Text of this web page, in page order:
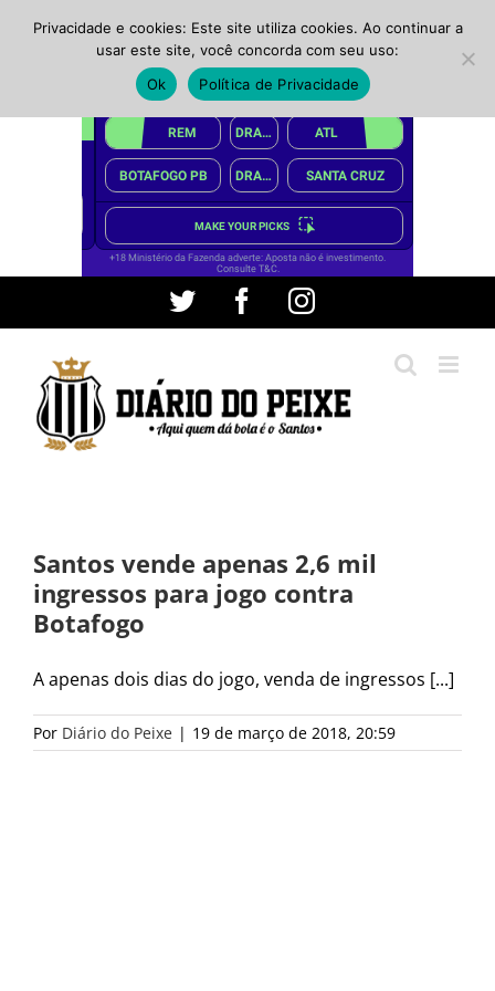
conteúdo
Twitter FacebookInstagram
Santos vende apenas 2,6 mil
ingressos para jogo contra
Botafogo
A apenas dois dias do jogo, venda de ingressos [...]
Por Diário do Peixe | 19 de março de 2018, 20:59
Privacidade e cookies: Este site utiliza cookies. Ao continuar a
usar este site, você concorda com seu uso:
Ok
Política de Privacidade